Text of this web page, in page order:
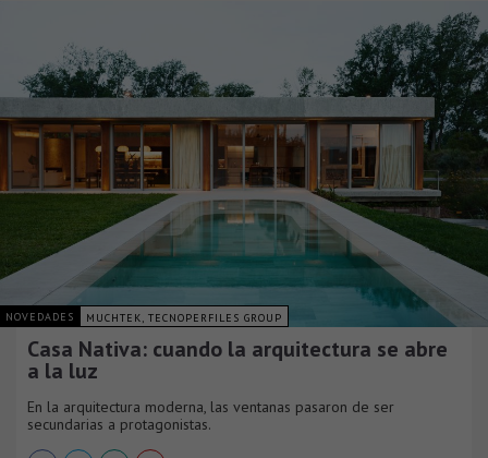
NOVEDADES MUCHTEK, TECNOPERFILES GROUP
Casa Nativa: cuando la arquitectura se abre
a la luz
En la arquitectura moderna, las ventanas pasaron de ser
secundarias a protagonistas.